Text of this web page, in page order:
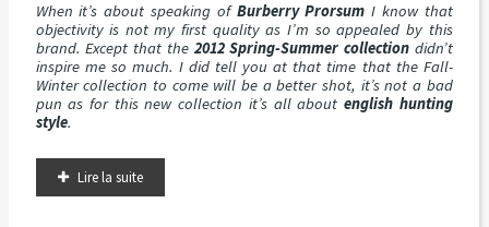
When it’s about speaking of Burberry Prorsum I know that
objectivity is not my first quality as I’m so appealed by this
brand. Except that the 2012 Spring-Summer collection didn’t
inspire me so much. I did tell you at that time that the Fall-
Winter collection to come will be a better shot, it’s not a bad
pun as for this new collection it’s all aboutenglish hunting
style.
Lire la suite